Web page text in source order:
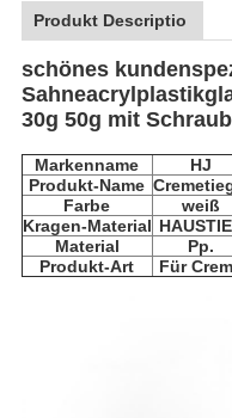
Produkt Descriptio
schönes
30g 50g mit
Markenname
HJ
Produkt-Name
Farbe
weiß
Kragen-Material
Material
Pp.
Produkt-Art
Für